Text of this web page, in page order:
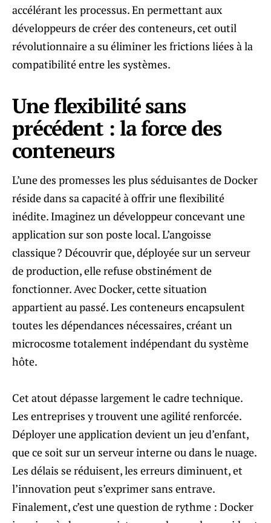
accélérant les processus. En permettant aux
développeurs de créer des conteneurs, cet outil
révolutionnaire a su éliminer les frictions liées à la
compatibilité entre les systèmes.
Une flexibilité sans
précédent : la force des
conteneurs
L’une des promesses les plus séduisantes de Docker
réside dans sa capacité à offrir une flexibilité
inédite. Imaginez un développeur concevant une
application sur son poste local. L’angoisse
classique ? Découvrir que, déployée sur un serveur
de production, elle refuse obstinément de
fonctionner. Avec Docker, cette situation
appartient au passé. Les conteneurs encapsulent
toutes les dépendances nécessaires, créant un
microcosme totalement indépendant du système
hôte.
Cet atout dépasse largement le cadre technique.
Les entreprises y trouvent une agilité renforcée.
Déployer une application devient un jeu d’enfant,
que ce soit sur un serveur interne ou dans le nuage.
Les délais se réduisent, les erreurs diminuent, et
l’innovation peut s’exprimer sans entrave.
Finalement, c’est une question de rythme : Docker